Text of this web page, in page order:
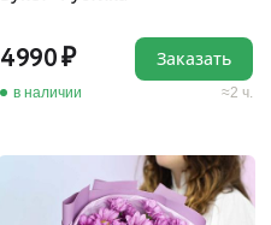
4990
в наличии 2 ч.
Заказать